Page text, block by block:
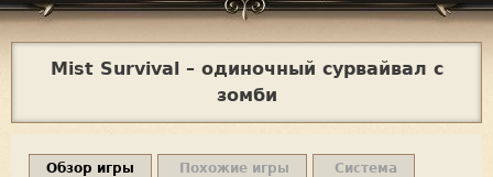
Mist Survival – одиночный сурвайвал с
зомби
Обзор игры Похожие игры
Система